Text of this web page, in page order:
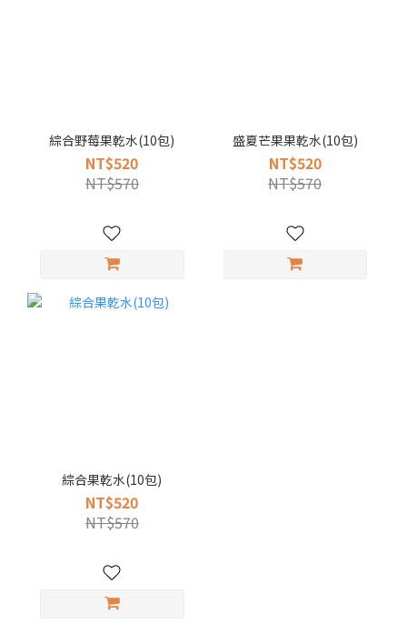
綜合野莓果乾水(10包)
NT$520
NT$570
盛夏芒果果乾水(10包)
NT$520
NT$570
綜合果乾水(10包)
NT$520
NT$570